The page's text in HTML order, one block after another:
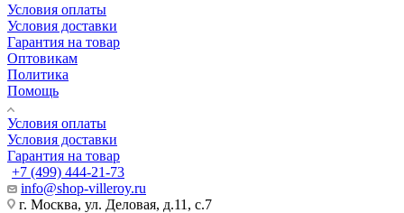
Условия оплаты
Условия доставки
Гарантия на товар
Оптовикам
Политика
Помощь
Условия оплаты
Условия доставки
Гарантия на товар
+7 (499) 444-21-73
info@shop-villeroy.ru
г. Москва, ул. Деловая, д.11, с.7